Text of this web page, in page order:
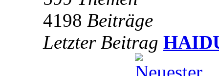
4198 Beiträge
Letzter Beitrag